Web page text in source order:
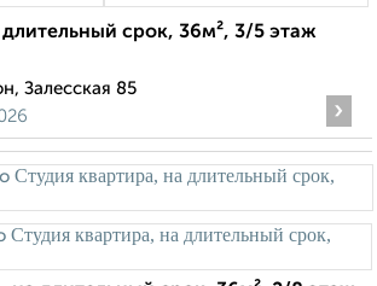
срок, 36м², 3/5 этаж
Залесская 85
›